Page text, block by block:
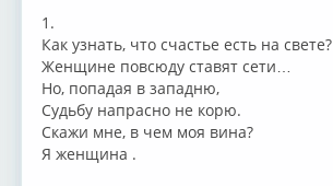
1.
Как узнать, что счастье есть на свете?
Женщине повсюду ставят сети…
Но, попадая в западню,
Судьбу напрасно не корю.
Скажи мне, в чем моя вина?
Я женщина .